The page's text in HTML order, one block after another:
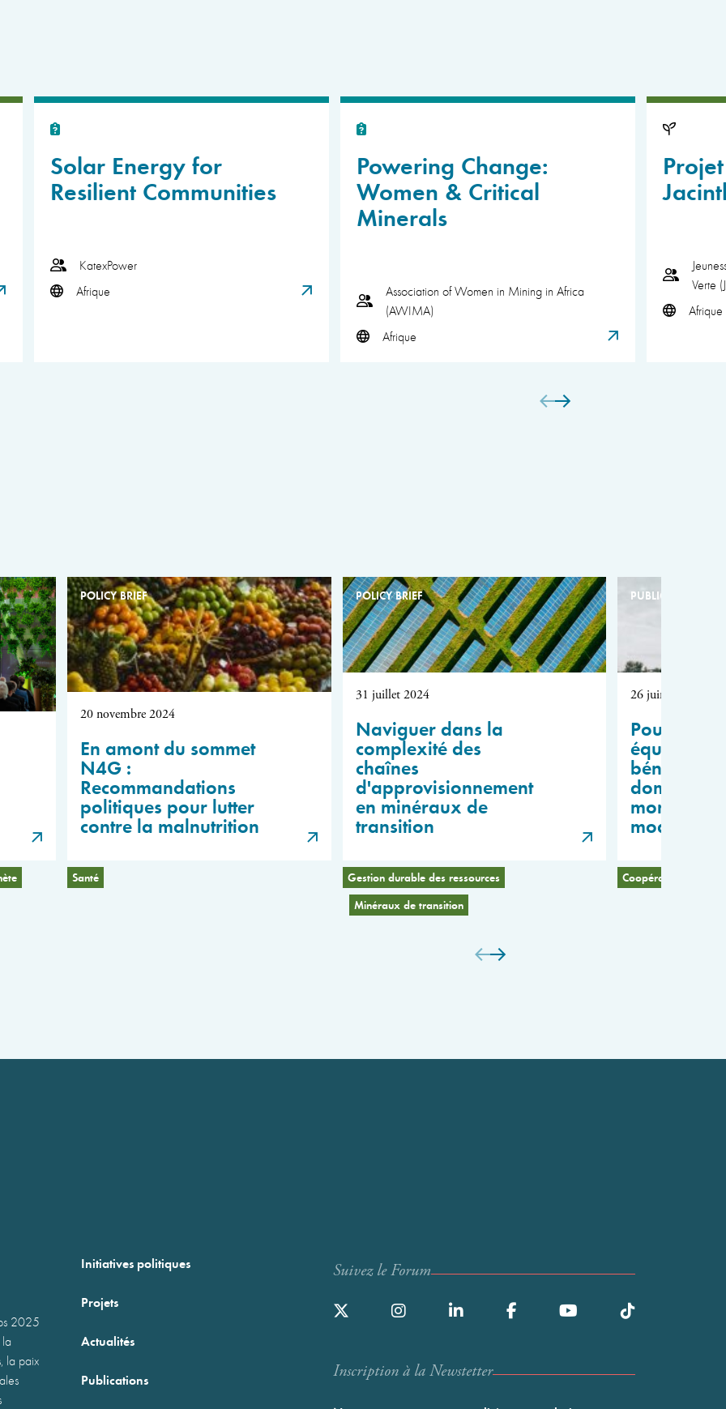
Solar Energy for
Resilient Communities
KatexPower
Afrique
Powering Change:
Women & Critical
Minerals
Association of Women in Mining in Africa
(AWIMA)
Afrique
Verte
Afrique
POLICY BRIEF
20 novembre 2024
En amont du sommet
N4G :
Recommandations
politiques pour lutter
contre la malnutrition
Santé
POLICY BRIEF
31 juillet 2024
Naviguer dans la
complexité des
chaînes
d'approvisionnement
en minéraux de
transition
Gestion durable des ressources
Minéraux de transition
PUBLICATION
26 juin 2024
Pour un
équitable
bénéfices
domaine
mondiale :
modèle
Coopération
2025
la paix
Initiatives politiques
Projets
Actualités
Publications
Suivez le Forum
Inscription à la Newstetter